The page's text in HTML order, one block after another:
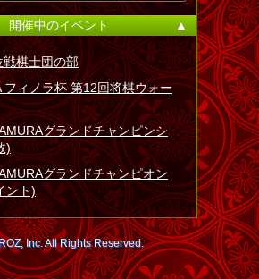
開催中のイベント ▲
棋士団の部
フィノラ杯 第12回将棋ウォー
グランドチャンピンシ
)
グランドチャンピオン
ント)
Inc. All Rights Reserved.